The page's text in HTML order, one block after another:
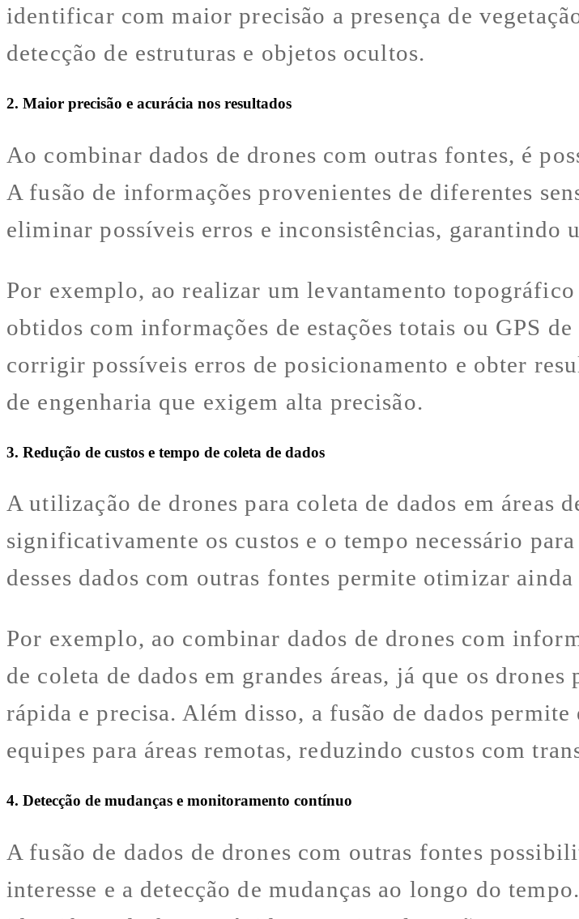
identificar com maior precisão a presença de
detecção de estruturas e objetos ocultos.
2. Maior precisão e acurácia nos resultados
Ao combinar dados de drones com outras fontes, é
A fusão de informações provenientes de diferentes
eliminar possíveis erros e inconsistências,
Por exemplo, ao realizar um levantamento
obtidos com informações de estações totais ou GPS
corrigir possíveis erros de posicionamento e obter
de engenharia que exigem alta precisão.
3. Redução de custos e tempo de coleta de dados
A utilização de drones para coleta de dados em áreas
significativamente os custos e o tempo necessário
desses dados com outras fontes permite otimizar ainda
Por exemplo, ao combinar dados de drones com
de coleta de dados em grandes áreas, já que os
rápida e precisa. Além disso, a fusão de dados
equipes para áreas remotas, reduzindo custos com
4. Detecção de mudanças e monitoramento contínuo
A fusão de dados de drones com outras fontes
interesse e a detecção de mudanças ao longo do